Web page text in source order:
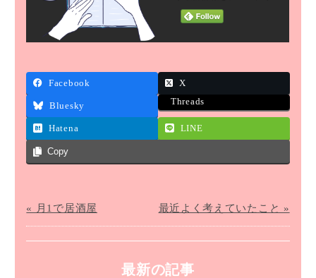
Facebook X
Bluesky Threads
Hatena LINE
Copy
« 月1で居酒屋 最近よく考えていたこと »
最新の記事